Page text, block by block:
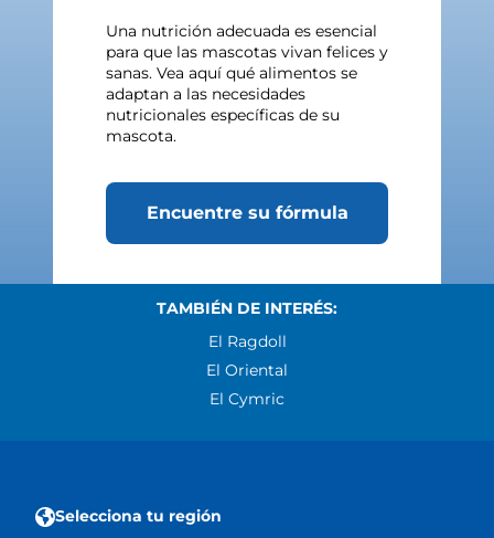
Una nutrición adecuada es esencial
para que las mascotas vivan felices y
sanas. Vea aquí qué alimentos se
adaptan a las necesidades
nutricionales específicas de su
mascota.
Encuentre su fórmula
TAMBIÉN DE INTERÉS:
El Ragdoll
El Oriental
El Cymric
Selecciona tu región